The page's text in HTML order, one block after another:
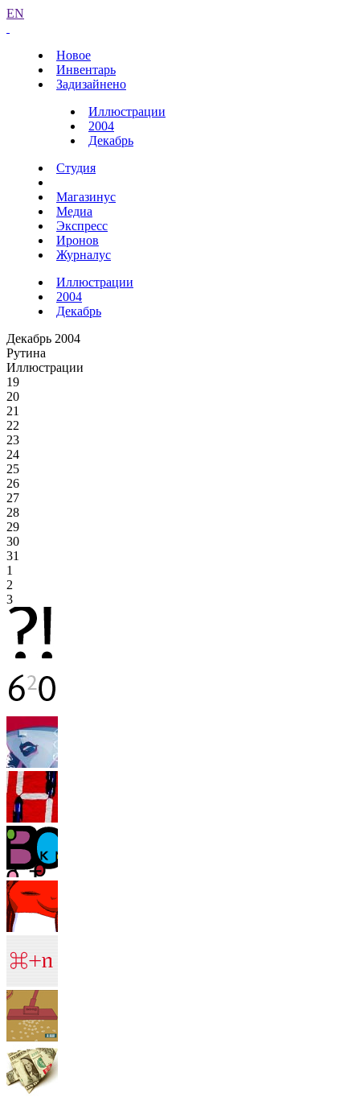
EN
Новое
Инвентарь
Задизайнено
Иллюстрации
2004
Декабрь
Студия
Магазинус
Медиа
Экспресс
Иронов
Журналус
Иллюстрации
2004
Декабрь
Декабрь 2004
Рутина
Иллюстрации
19
20
21
22
23
24
25
26
27
28
29
30
31
1
2
3